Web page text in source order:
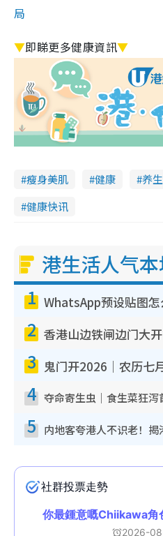
局
▼即睇更多健康資訊▼
瘦身美肌 健康 养生
健康快讯
港生活人气
1
2
3
4
5